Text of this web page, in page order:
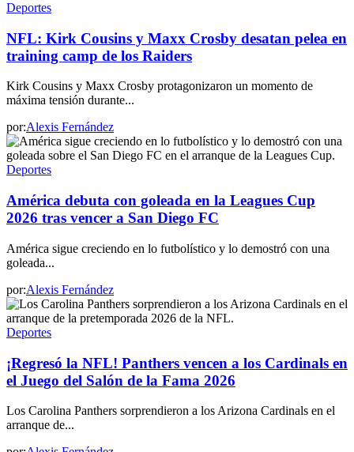
Deportes
NFL: Kirk Cousins y Maxx Crosby desatan pelea en
training camp de los Raiders
Kirk Cousins y Maxx Crosby protagonizaron un momento de
máxima tensión durante...
por:Alexis Fernández
Deportes
América debuta con goleada en la Leagues Cup
2026 tras vencer a San Diego FC
América sigue creciendo en lo futbolístico y lo demostró con una
goleada...
por:Alexis Fernández
Deportes
¡Regresó la NFL! Panthers vencen a los Cardinals en
el Juego del Salón de la Fama 2026
Los Carolina Panthers sorprendieron a los Arizona Cardinals en el
arranque de...